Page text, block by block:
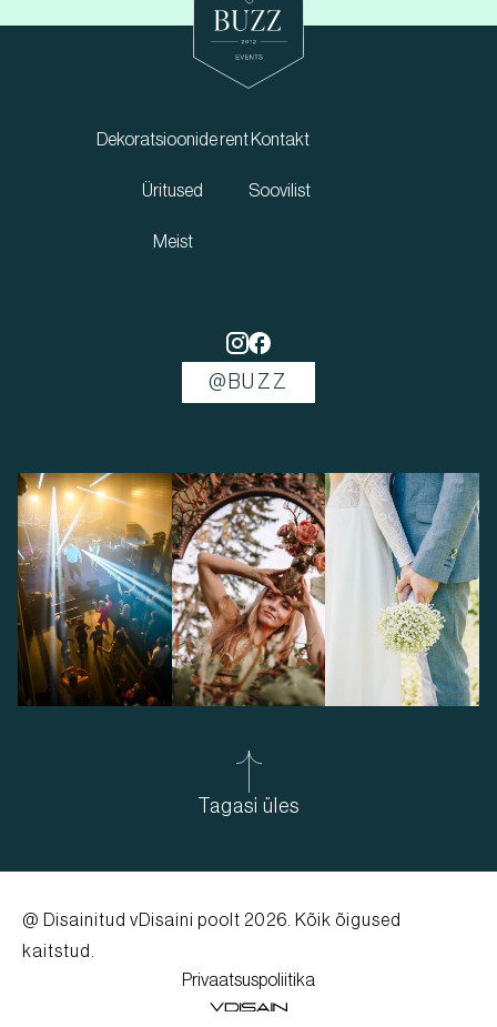
@BUZZ
Dekoratsioonide rent
Üritused
Meist
Kontakt
Soovilist
Tagasi üles
@ Disainitud vDisaini poolt 2026. Kõik õigused
kaitstud.
Privaatsuspoliitika